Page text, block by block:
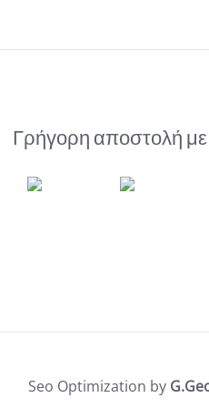
Γρήγορη αποστολή με
Seo Optimization by